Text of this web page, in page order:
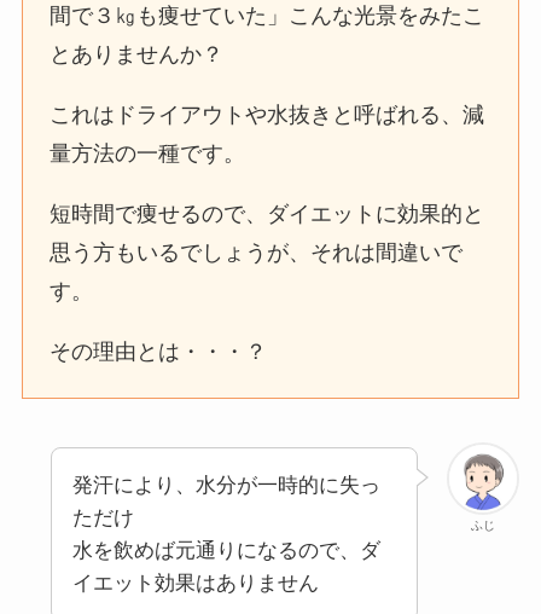
間で３㎏も痩せていた」こんな光景をみたこ
とありませんか？
これはドライアウトや水抜きと呼ばれる、減
量方法の一種です。
短時間で痩せるので、ダイエットに効果的と
思う方もいるでしょうが、それは間違いで
す。
その理由とは・・・？
ふじ
発汗により、水分が一時的に失っ
ただけ
水を飲めば元通りになるので、ダ
イエット効果はありません